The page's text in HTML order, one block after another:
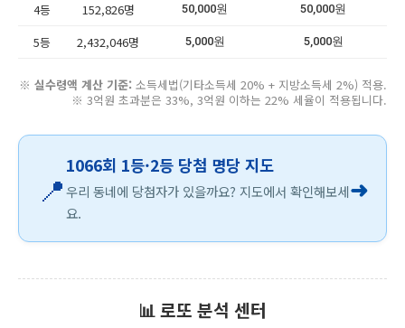
4등 152,826명 50,000원 50,000원
5등 2,432,046명 5,000원 5,000원
※ 실수령액 계산 기준: 소득세법(기타소득세 20% + 지방소득세 2%) 적용.
※ 3억원 초과분은 33%, 3억원 이하는 22% 세율이 적용됩니다.
📍
1066회 1등·2등 당첨 명당 지도
우리 동네에 당첨자가 있을까요? 지도에서 확인해보세
요.
➜
📊 로또 분석 센터